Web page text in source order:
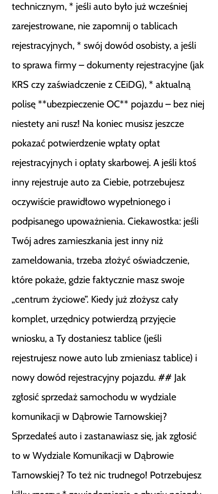
technicznym, * jeśli auto było już wcześniej
zarejestrowane, nie zapomnij o tablicach
rejestracyjnych, * swój dowód osobisty, a jeśli
to sprawa firmy – dokumenty rejestracyjne (jak
KRS czy zaświadczenie z CEiDG), * aktualną
polisę **ubezpieczenie OC** pojazdu – bez niej
niestety ani rusz! Na koniec musisz jeszcze
pokazać potwierdzenie wpłaty opłat
rejestracyjnych i opłaty skarbowej. A jeśli ktoś
inny rejestruje auto za Ciebie, potrzebujesz
oczywiście prawidłowo wypełnionego i
podpisanego upoważnienia. Ciekawostka: jeśli
Twój adres zamieszkania jest inny niż
zameldowania, trzeba złożyć oświadczenie,
które pokaże, gdzie faktycznie masz swoje
„centrum życiowe”. Kiedy już złożysz cały
komplet, urzędnicy potwierdzą przyjęcie
wniosku, a Ty dostaniesz tablice (jeśli
rejestrujesz nowe auto lub zmieniasz tablice) i
nowy dowód rejestracyjny pojazdu. ## Jak
zgłosić sprzedaż samochodu w wydziale
komunikacji w Dąbrowie Tarnowskiej?
Sprzedałeś auto i zastanawiasz się, jak zgłosić
to w Wydziale Komunikacji w Dąbrowie
Tarnowskiej? To też nic trudnego! Potrzebujesz